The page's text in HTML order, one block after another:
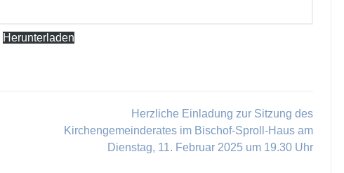
Herunterladen
Herzliche Einladung zur Sitzung des
Kirchengemeinderates im Bischof-Sproll-Haus am
Dienstag, 11. Februar 2025 um 19.30 Uhr